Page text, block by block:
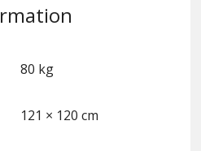
80 kg
121 × 120 cm